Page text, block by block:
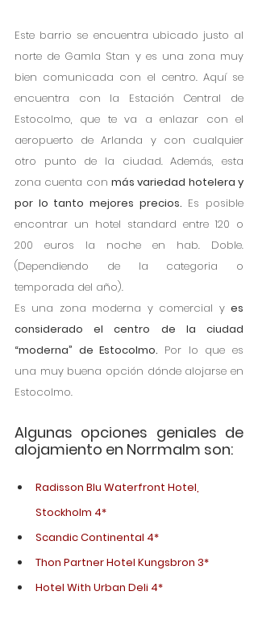
Este barrio se encuentra ubicado justo al
norte de Gamla Stan y es una zona muy
bien comunicada con el centro. Aquí se
encuentra con la Estación Central de
Estocolmo, que te va a enlazar con el
aeropuerto de Arlanda y con cualquier
otro punto de la ciudad. Además, esta
zona cuenta con más variedad hotelera y
por lo tanto mejores precios. Es posible
encontrar un hotel standard entre 120 o
200 euros la noche en hab. Doble.
(Dependiendo de la categoria o
temporada del año).
Es una zona moderna y comercial y es
considerado el centro de la ciudad
“moderna” de Estocolmo. Por lo que es
una muy buena opción dónde alojarse en
Estocolmo.
Algunas opciones geniales de
alojamiento en Norrmalm son:
Radisson Blu Waterfront Hotel,
Stockholm 4*
Scandic Continental 4*
Thon Partner Hotel Kungsbron 3*
Hotel With Urban Deli 4*